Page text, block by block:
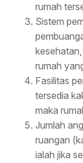
rumah
Sistem
rumah
Fasilitas
tersedia
maka
Jumlah
ruangan
ialah jika